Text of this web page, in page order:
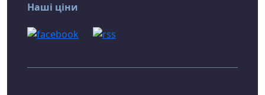
Наші ціни